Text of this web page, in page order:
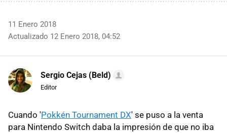
11 Enero 2018
Actualizado 12 Enero 2018, 04:52
Sergio Cejas (Beld)
Editor
Cuando 'Pokkén Tournament DX' se puso a la venta
para Nintendo Switch daba la impresión de que no iba